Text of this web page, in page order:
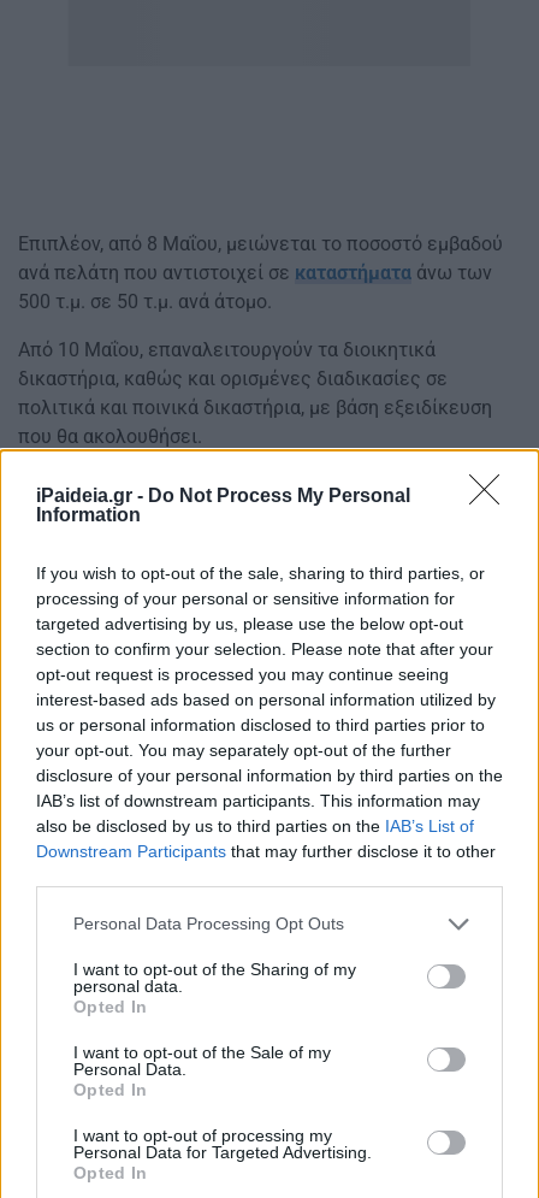
iPaideia.gr - Do Not Process My Personal
Information
If you wish to opt-out of the sale, sharing to third parties, or
processing of your personal or sensitive information for
targeted advertising by us, please use the below opt-out
section to confirm your selection. Please note that after your
opt-out request is processed you may continue seeing
interest-based ads based on personal information utilized by
us or personal information disclosed to third parties prior to
your opt-out. You may separately opt-out of the further
disclosure of your personal information by third parties on the
IAB’s list of downstream participants. This information may
also be disclosed by us to third parties on the IAB’s List of
Downstream Participants that may further disclose it to other
Please note that this website/app uses one or more Google
not limited to your visit or usage behaviour. You may click to
grant or deny consent to Google and its third-party tags to
use your data for below specified purposes in below Google
consent section.
Personal Data Processing Opt Outs
I want to opt-out of the Sharing of my
personal data.
Opted In
I want to opt-out of the Sale of my
Personal Data.
Opted In
I want to opt-out of processing my
Personal Data for Targeted Advertising.
Opted In
Επιπλέον, από 8 Μαΐου, μειώνεται το ποσοστό εμβαδού
ανά πελάτη που αντιστοιχεί σε καταστήματα άνω των
500 τ.μ. σε 50 τ.μ. ανά άτομο.
Από 10 Μαΐου, επαναλειτουργούν τα διοικητικά
δικαστήρια, καθώς και ορισμένες διαδικασίες σε
πολιτικά και ποινικά δικαστήρια, με βάση εξειδίκευση
που θα ακολουθήσει.
Παράλληλα από 10 Μαΐου, επαναλειτουργούν τα δια
γλωσσών που σχετίζονται με τη διενέργεια εξετάσεων,
όπως οιΠανελλήνιες εξετάσεις και οι εξετάσεις τίτλων
επάρκειας ξένων γλωσσών.
Τέλος, από 17 Μαΐου, επανεκκινούν οιπρακτικές
κλινικές και οι εργαστηριακές ασκήσεις σεΙΕΚκαι
κολέγια, ενώ επιτρέπεται η δια ζώσης επαναλειτουργία
των σχολείων δεύτερης ευκαιρίας.